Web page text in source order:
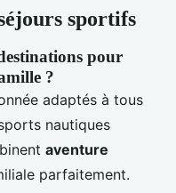
sportifs
pour
?
adaptés à tous
nautiques
aventure
parfaitement.